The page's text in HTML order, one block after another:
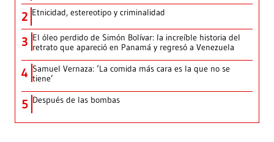
2 Etnicidad, estereotipo y criminalidad
3 El óleo perdido de Simón Bolívar: la increíble historia del
retrato que apareció en Panamá y regresó a Venezuela
4 Samuel Vernaza: ‘La comida más cara es la que no se
tiene’
5 Después de las bombas